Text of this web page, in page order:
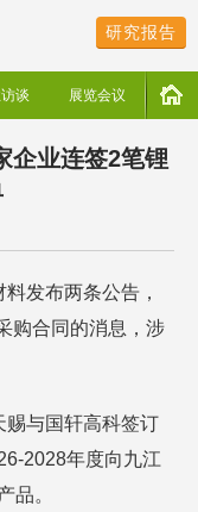
研究报告
谈 展览会议
企业连签2笔锂
发布两条公告，
购合同的消息，涉
赐与国轩高科签订
2028年度向九江
品。